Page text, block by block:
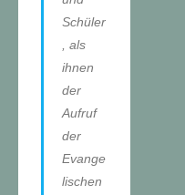
Schüler
, als
ihnen
der
Aufruf
der
Evange
lischen